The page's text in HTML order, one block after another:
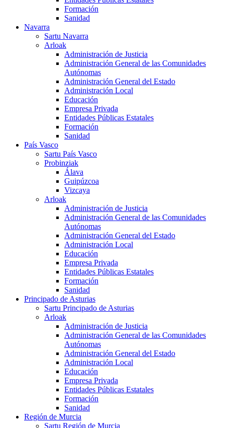
Formación
Sanidad
Navarra
Sartu Navarra
Arloak
Administración de Justicia
Administración General de las Comunidades
Autónomas
Administración General del Estado
Administración Local
Educación
Empresa Privada
Entidades Públicas Estatales
Formación
Sanidad
País Vasco
Sartu País Vasco
Probinziak
Álava
Guipúzcoa
Vizcaya
Arloak
Administración de Justicia
Administración General de las Comunidades
Autónomas
Administración General del Estado
Administración Local
Educación
Empresa Privada
Entidades Públicas Estatales
Formación
Sanidad
Principado de Asturias
Sartu Principado de Asturias
Arloak
Administración de Justicia
Administración General de las Comunidades
Autónomas
Administración General del Estado
Administración Local
Educación
Empresa Privada
Entidades Públicas Estatales
Formación
Sanidad
Región de Murcia
Sartu Región de Murcia